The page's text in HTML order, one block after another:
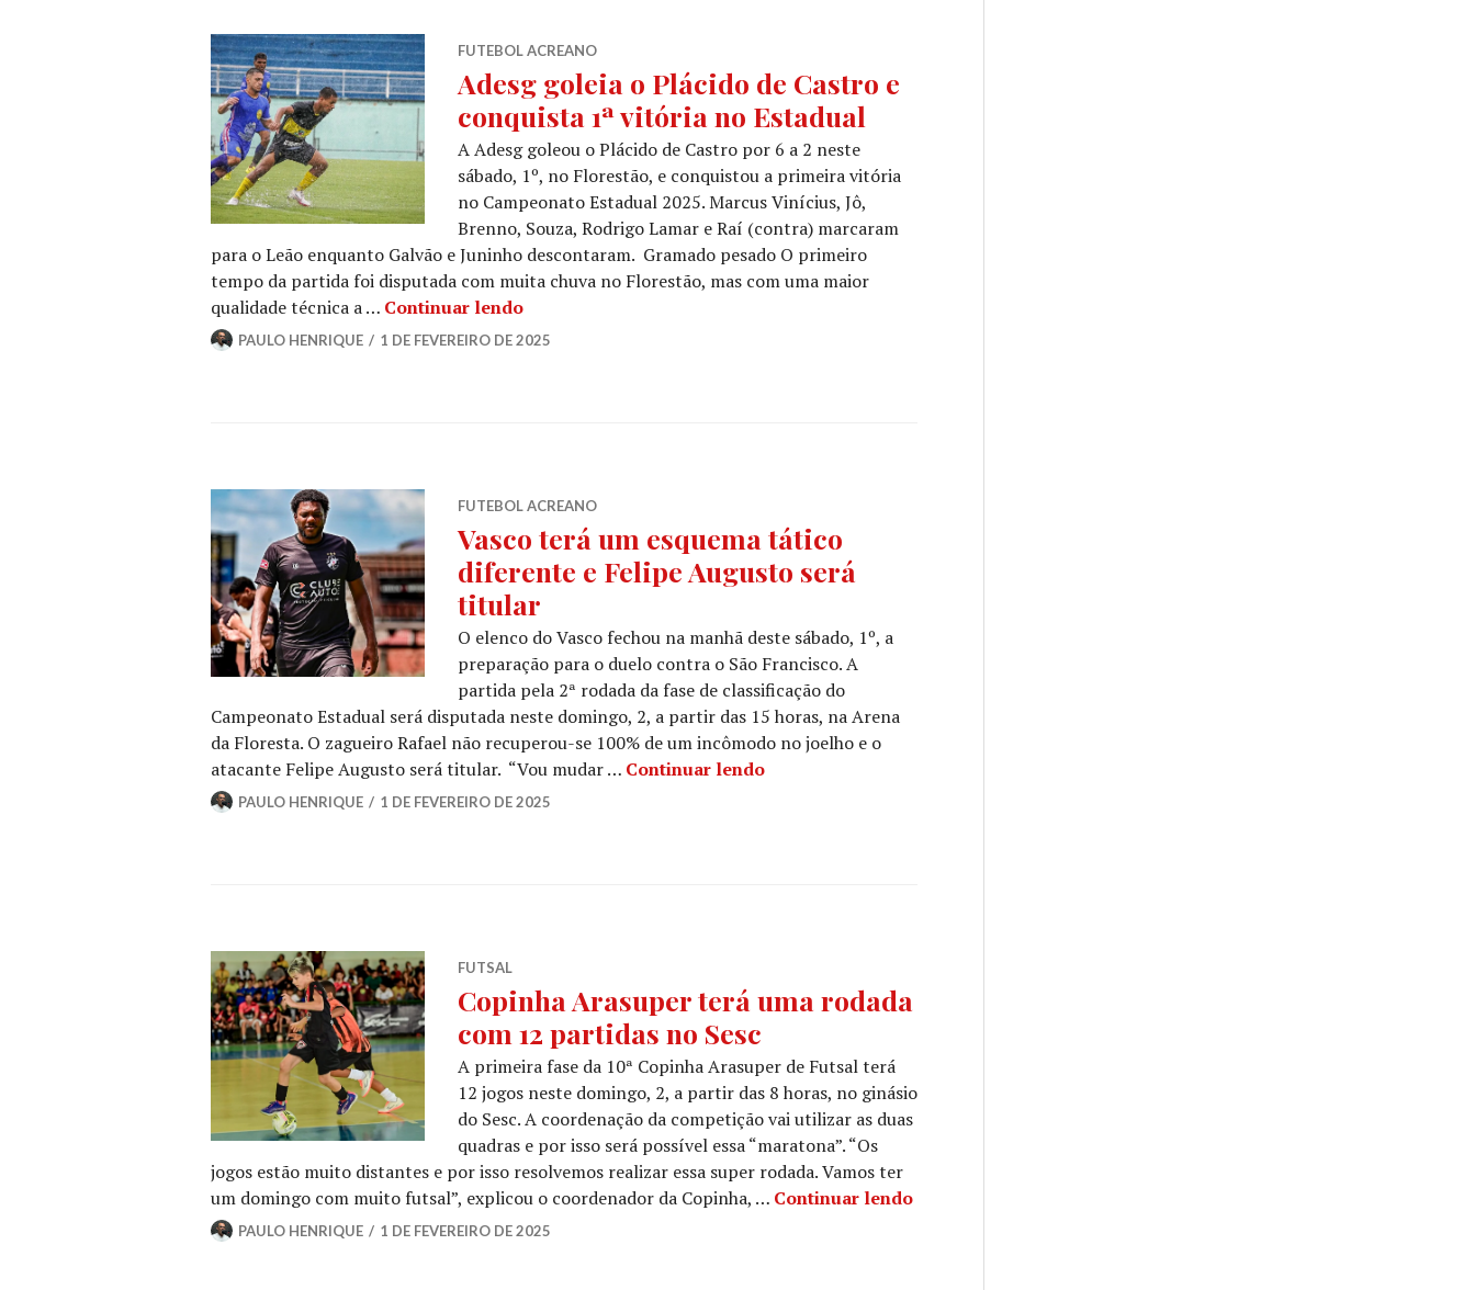
FUTEBOL ACREANO
Adesg goleia o Plácido de Castro e
conquista 1ª vitória no Estadual
A Adesg goleou o Plácido de Castro por 6 a 2 neste
sábado, 1º, no Florestão, e conquistou a primeira vitória
no Campeonato Estadual 2025. Marcus Vinícius, Jô,
Brenno, Souza, Rodrigo Lamar e Raí (contra) marcaram
para o Leão enquanto Galvão e Juninho descontaram. Gramado pesado O primeiro
tempo da partida foi disputada com muita chuva no Florestão, mas com uma maior
qualidade técnica a … Continuar lendo
PAULO HENRIQUE 1 DE FEVEREIRO DE 2025
FUTEBOL ACREANO
Vasco terá um esquema tático
diferente e Felipe Augusto será
titular
O elenco do Vasco fechou na manhã deste sábado, 1º, a
preparação para o duelo contra o São Francisco. A
partida pela 2ª rodada da fase de classificação do
Campeonato Estadual será disputada neste domingo, 2, a partir das 15 horas, na Arena
da Floresta. O zagueiro Rafael não recuperou-se 100% de um incômodo no joelho e o
atacante Felipe Augusto será titular. “Vou mudar … Continuar lendo
PAULO HENRIQUE 1 DE FEVEREIRO DE 2025
FUTSAL
Copinha Arasuper terá uma rodada
com 12 partidas no Sesc
A primeira fase da 10ª Copinha Arasuper de Futsal terá
12 jogos neste domingo, 2, a partir das 8 horas, no ginásio
do Sesc. A coordenação da competição vai utilizar as duas
quadras e por isso será possível essa “maratona”. “Os
jogos estão muito distantes e por isso resolvemos realizar essa super rodada. Vamos ter
um domingo com muito futsal”, explicou o coordenador da Copinha, … Continuar lendo
PAULO HENRIQUE 1 DE FEVEREIRO DE 2025